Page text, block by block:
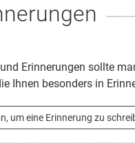
Erinnerungen sollte
Ihnen besonders in
um eine Erinnerung zu